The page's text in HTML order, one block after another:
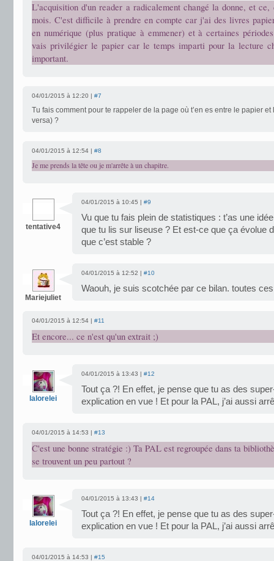
L'acquisition d'un reader a radicalement changé la donne, et ce,
mois. C'est difficile à prendre en compte car j'ai des livres
en numérique (plus pratique à emmener) et à certaines
vais privilégier le papier car le temps imparti pour la lecture
important.
04/01/2015 à 12:20 | #7
Tu fais comment pour te rappeler de la page où t’en es entre le papier
versa) ?
04/01/2015 à 12:54 | #8
Je me prends la tête ou je m'arrête à un chapitre.
tentative4
04/01/2015 à 10:45 | #9
Vu que tu fais plein de statistiques : t’as une
que tu lis sur liseuse ? Et est-ce que ça évolue
que c’est stable ?
Mariejuliet
04/01/2015 à 12:52 | #10
Waouh, je suis scotchée par ce bilan. toutes
04/01/2015 à 12:54 | #11
Et encore... ce n'est qu'un extrait ;)
lalorelei
04/01/2015 à 13:43 | #12
Tout ça ?! En effet, je pense que tu as des
explication en vue ! Et pour la PAL, j’ai aussi
04/01/2015 à 14:53 | #13
C'est une bonne stratégie :) Ta PAL est regroupée dans ta
se trouvent un peu partout ?
lalorelei
04/01/2015 à 13:43 | #14
Tout ça ?! En effet, je pense que tu as des
explication en vue ! Et pour la PAL, j’ai aussi
04/01/2015 à 14:53 | #15